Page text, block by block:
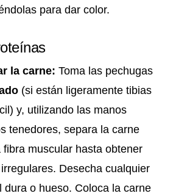
para dar color.
la carne: Toma las pechugas
(si están ligeramente tibias
y, utilizando las manos
tenedores, separa la carne
fibra muscular hasta obtener
Desecha cualquier
dura o hueso. Coloca la carne